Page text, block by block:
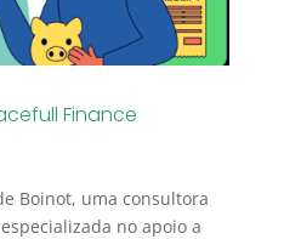
Finance
Boinot, uma consultora
no apoio a